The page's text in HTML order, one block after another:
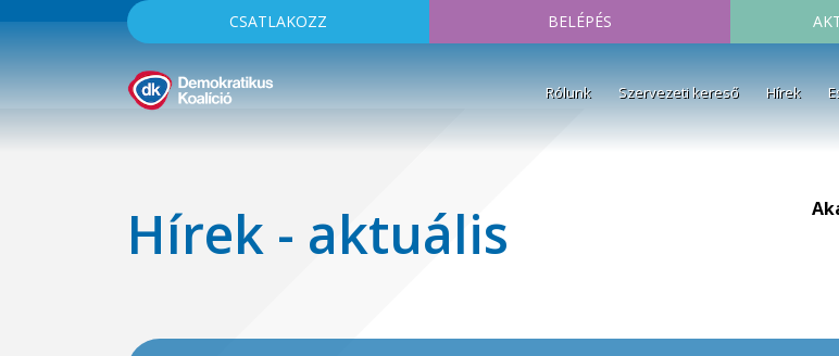
CSATLAKOZZ BELÉPÉS
Rólunk Szervezeti kereső Hírek
Hírek - aktuális